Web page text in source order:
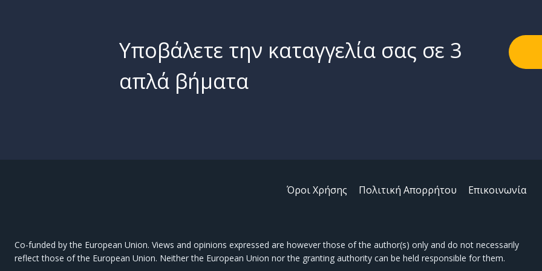
Υποβάλετε την καταγγελία σας σε 3
απλά βήματα
Όροι Χρήσης Πολιτική Απορρήτου Επικοινωνία
Co-funded by the European Union. Views and opinions expressed are however those of the author(s) only and do not necessarily
reflect those of the European Union. Neither the European Union nor the granting authority can be held responsible for them.